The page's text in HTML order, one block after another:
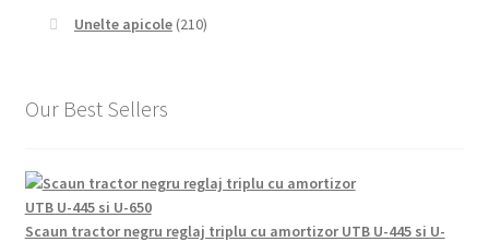
Unelte apicole (210)
Our Best Sellers
Scaun tractor negru reglaj triplu cu amortizor UTB U-445 si U-